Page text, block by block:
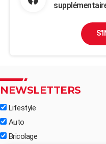
NEWSLETTERS
Lifestyle
Auto
Bricolage